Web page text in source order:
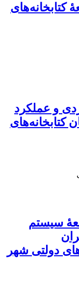
کتابخانه‌های
و عملکرد
کتابخانه‌های
سیستم
دولتی شهر